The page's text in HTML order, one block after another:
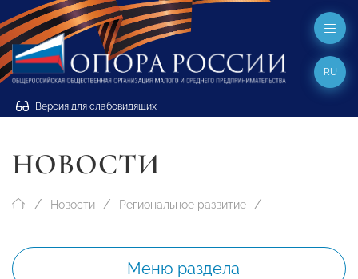
Версия для слабовидящих
RU
НОВОСТИ
Новости Региональное развитие
Меню раздела